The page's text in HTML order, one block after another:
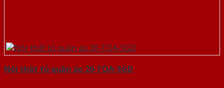
Nội thất tủ quần áo 20-TQA-SGD